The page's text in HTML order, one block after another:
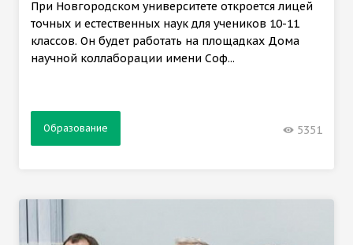
При Новгородском университете откроется лицей
точных и естественных наук для учеников 10-11
классов. Он будет работать на площадках Дома
научной коллаборации имени Соф...
Образование 5351